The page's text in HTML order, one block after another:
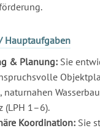
Hauptaufgaben
& Planung:Sie
naturnahen
(LPH 1–6).
Koordination:Sie